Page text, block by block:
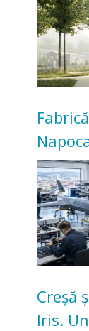
Creșă
Iris.